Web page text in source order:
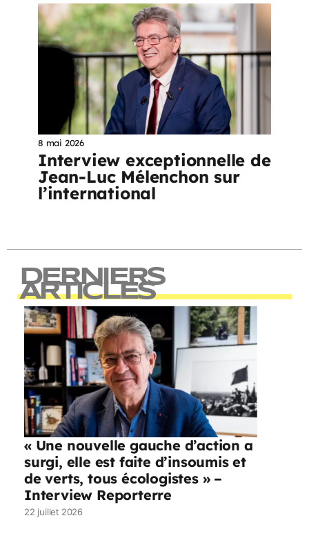
8 mai 2026
Interview exceptionnelle de
Jean-Luc Mélenchon sur
l’international
DERNIERS
ARTICLES
« Une nouvelle gauche d’action a
surgi, elle est faite d’insoumis et
de verts, tous écologistes » –
Interview Reporterre
22 juillet 2026